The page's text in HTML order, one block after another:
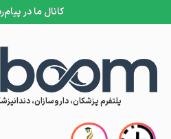
کانال ما در
Skip to content
پلتفرم پزشکان، داروسازان،